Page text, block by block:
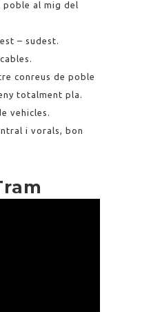
poble al mig del
– sudest.
conreus de poble
totalment pla.
vehicles.
i vorals, bon